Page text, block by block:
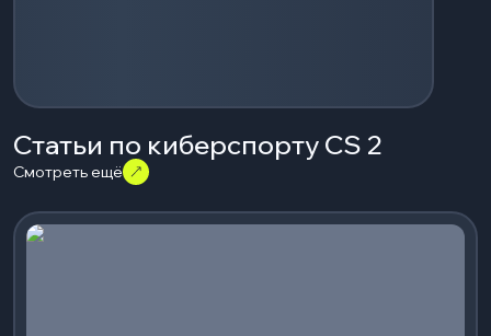
Статьи по киберспорту CS 2
Смотреть ещё